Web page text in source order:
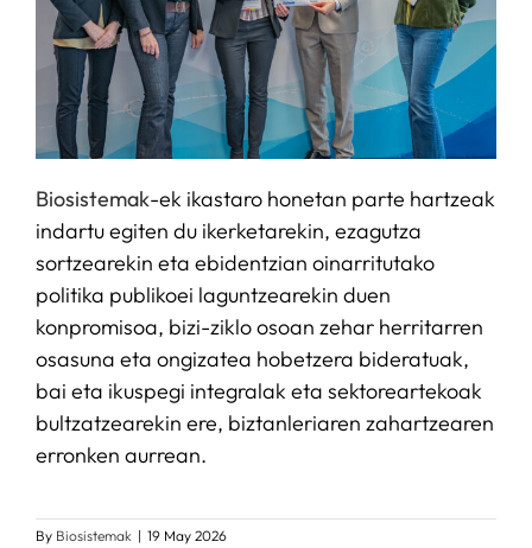
Biosistemak-ek ikastaro honetan parte hartzeak
indartu egiten du ikerketarekin, ezagutza
sortzearekin eta ebidentzian oinarritutako
politika publikoei laguntzearekin duen
konpromisoa, bizi-ziklo osoan zehar herritarren
osasuna eta ongizatea hobetzera bideratuak,
bai eta ikuspegi integralak eta sektoreartekoak
bultzatzearekin ere, biztanleriaren zahartzearen
erronken aurrean.
By Biosistemak | 19 May 2026